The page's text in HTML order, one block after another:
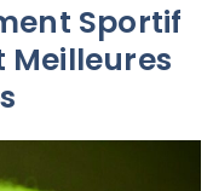
Sportif
Meilleures